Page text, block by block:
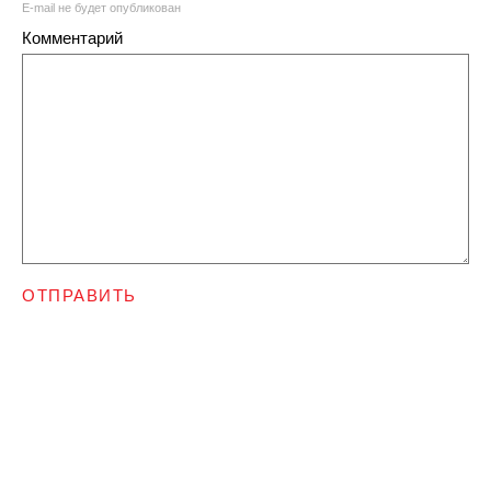
E-mail не будет опубликован
Комментарий
ОТПРАВИТЬ